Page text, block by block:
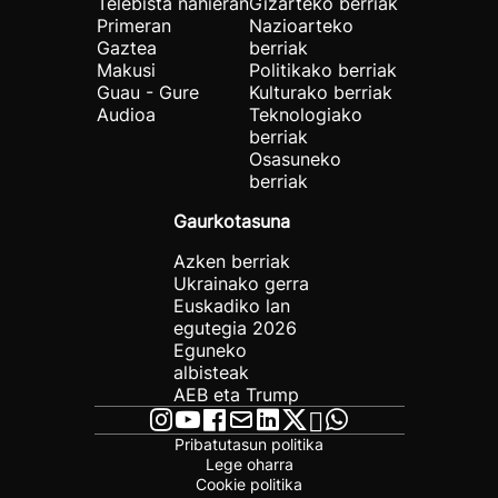
Primeran
Gaztea
Makusi
Guau - Gure
Audioa
Nazioarteko
berriak
Politikako berriak
Kulturako berriak
Teknologiako
berriak
Osasuneko
berriak
Gaurkotasuna
Azken berriak
Ukrainako gerra
Euskadiko lan
egutegia 2026
Eguneko
albisteak
AEB eta Trump
Pribatutasun politika
Lege oharra
Cookie politika